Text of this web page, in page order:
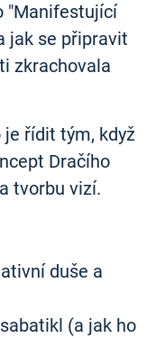
"Manifestující
jak se připravit
zkrachovala
řídit tým, když
Dračího
tvorbu vizí.
duše a
(a jak ho